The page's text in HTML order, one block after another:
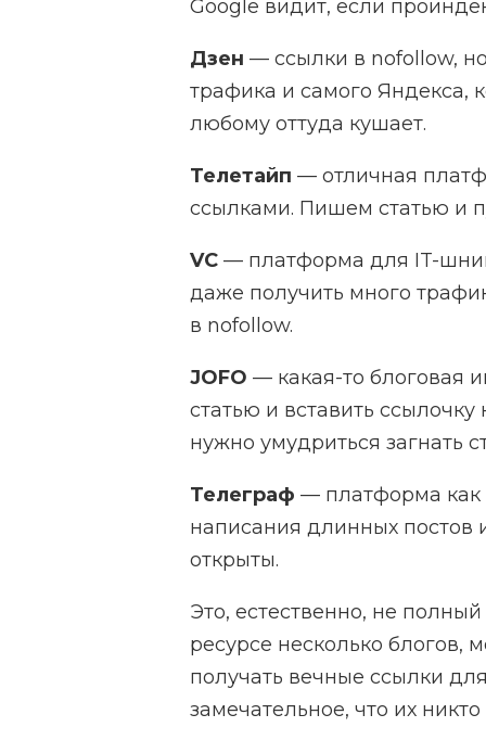
Google видит, если
Дзен — ссылки в nofollow,
трафика и самого Яндекса,
любому оттуда кушает.
Телетайп — отличная
ссылками. Пишем статью и
VC — платформа для IT-
даже получить много
в nofollow.
JOFO — какая-то блоговая
статью и вставить
нужно умудриться загнать
Телеграф — платформа как
написания длинных постов
открыты.
Это, естественно, не
ресурсе несколько блогов,
получать вечные ссылки
замечательное, что их